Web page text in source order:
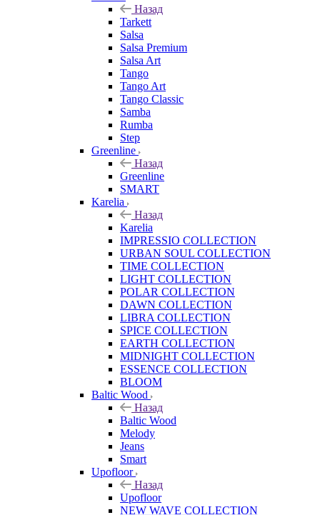
Назад
Tarkett
Salsa
Salsa Premium
Salsa Art
Tango
Tango Art
Tango Classic
Samba
Rumba
Step
Greenline
Назад
Greenline
SMART
Karelia
Назад
Karelia
IMPRESSIO COLLECTION
URBAN SOUL COLLECTION
TIME COLLECTION
LIGHT COLLECTION
POLAR COLLECTION
DAWN COLLECTION
LIBRA COLLECTION
SPICE COLLECTION
EARTH COLLECTION
MIDNIGHT COLLECTION
ESSENCE COLLECTION
BLOOM
Baltic Wood
Назад
Baltic Wood
Melody
Jeans
Smart
Upofloor
Назад
Upofloor
NEW WAVE COLLECTION